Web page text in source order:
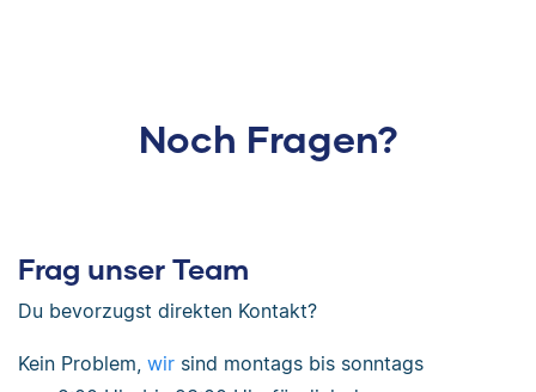
Noch Fragen?
Frag unser Team
Du bevorzugst direkten Kontakt?
Kein Problem, wir sind montags bis sonntags